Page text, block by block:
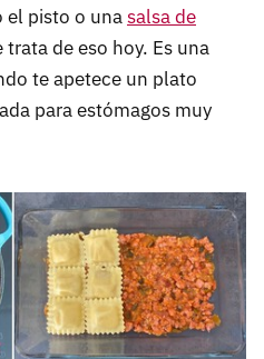
el pisto o unasalsa de
trata de eso hoy. Es una
te apetece un plato
para estómagos muy